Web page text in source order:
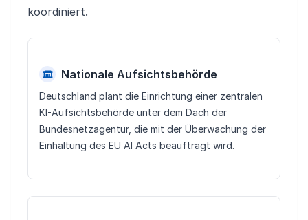
koordiniert.
Nationale Aufsichtsbehörde
Deutschland plant die Einrichtung einer zentralen
KI-Aufsichtsbehörde unter dem Dach der
Bundesnetzagentur, die mit der Überwachung der
Einhaltung des EU AI Acts beauftragt wird.